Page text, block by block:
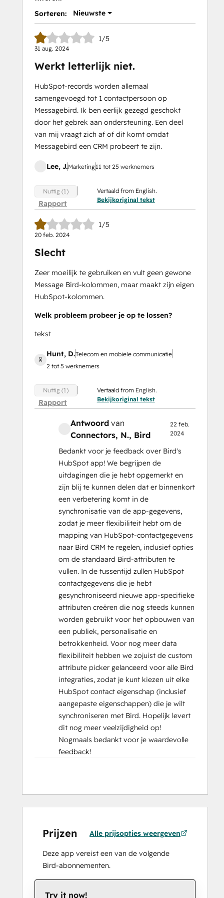
Sorteren: Nieuwste
1/5
31 aug. 2024
Werkt letterlijk niet.
HubSpot-records worden allemaal
samengevoegd tot 1 contactpersoon op
Messagebird. Ik ben eerlijk gezegd geschokt
door het gebrek aan ondersteuning. Een deel
van mij vraagt zich af of dit komt omdat
Messagebird een CRM probeert te zijn.
Lee, J.Marketing 11 tot 25 werknemers
Nuttig (1)
Rapport
Vertaald from English.
Bekijkoriginal tekst
1/5
20 feb. 2024
Slecht
Zeer moeilijk te gebruiken en vult geen gewone
Message Bird-kolommen, maar maakt zijn eigen
HubSpot-kolommen.
Welk probleem probeer je op te lossen?
tekst
Hunt, D.Telecom en mobiele communicatie
2 tot 5 werknemers
Nuttig (1)
Rapport
Vertaald from English.
Bekijkoriginal tekst
Antwoord van
Connectors, N., Bird
22 feb.
2024
Bedankt voor je feedback over Bird's
HubSpot app! We begrijpen de
uitdagingen die je hebt opgemerkt en
zijn blij te kunnen delen dat er binnenkort
een verbetering komt in de
synchronisatie van de app-gegevens,
zodat je meer flexibiliteit hebt om de
mapping van HubSpot-contactgegevens
naar Bird CRM te regelen, inclusief opties
om de standaard Bird-attributen te
vullen. In de tussentijd zullen HubSpot
contactgegevens die je hebt
gesynchroniseerd nieuwe app-specifieke
attributen creëren die nog steeds kunnen
worden gebruikt voor het opbouwen van
een publiek, personalisatie en
betrokkenheid. Voor nog meer data
flexibiliteit hebben we zojuist de custom
attribute picker gelanceerd voor alle Bird
integraties, zodat je kunt kiezen uit elke
HubSpot contact eigenschap (inclusief
aangepaste eigenschappen) die je wilt
synchroniseren met Bird. Hopelijk levert
dit nog meer veelzijdigheid op!
Nogmaals bedankt voor je waardevolle
feedback!
Prijzen Alle prijsopties weergeven
Deze app vereist een van de volgende
Bird-abonnementen.
Try it now!